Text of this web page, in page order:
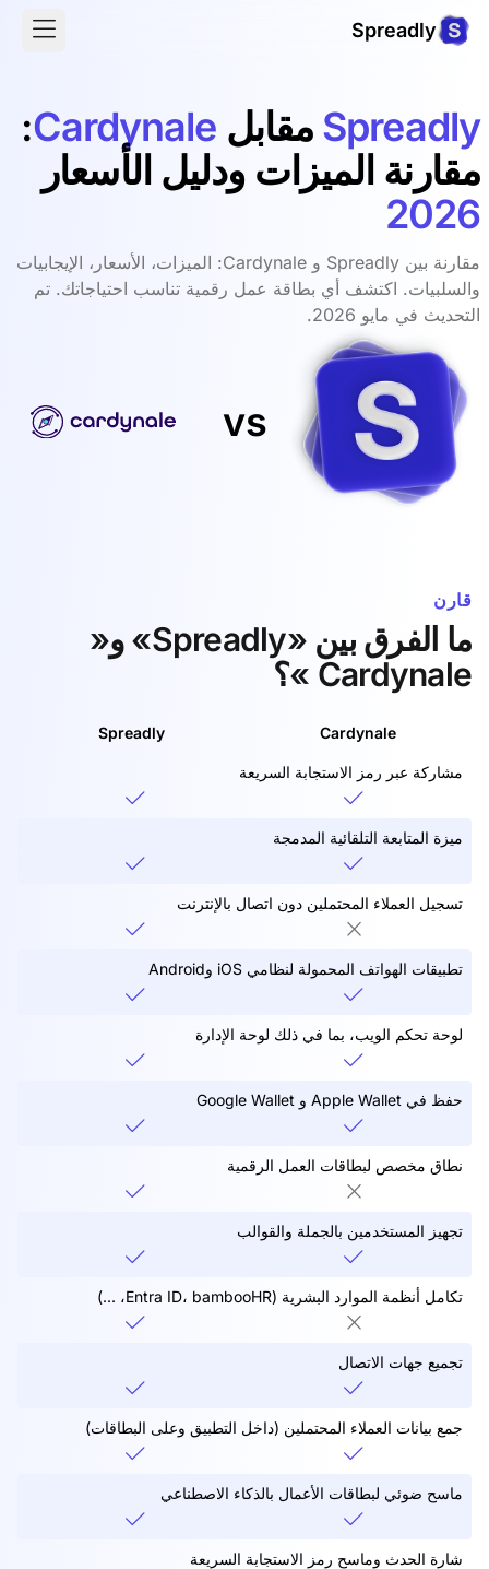
Spreadly
vs
Spreadly مقابل Cardynale
:
مقارنة الميزات ودليل الأسعار
2026
مقارنة بين Spreadly و Cardynale: الميزات، الأسعار، الإيجابيات
والسلبيات. اكتشف أي بطاقة عمل رقمية تناسب احتياجاتك. تم
التحديث في مايو 2026.
قارن
ما الفرق بين «Spreadly» و«
Cardynale »؟
Cardynale
Spreadly
مشاركة عبر رمز الاستجابة السريعة
ميزة المتابعة التلقائية المدمجة
تسجيل العملاء المحتملين دون اتصال بالإنترنت
تطبيقات الهواتف المحمولة لنظامي iOS وAndroid
لوحة تحكم الويب، بما في ذلك لوحة الإدارة
حفظ في Apple Wallet و Google Wallet
نطاق مخصص لبطاقات العمل الرقمية
تجهيز المستخدمين بالجملة والقوالب
تكامل أنظمة الموارد البشرية (Entra ID، bambooHR، ...)
تجميع جهات الاتصال
جمع بيانات العملاء المحتملين (داخل التطبيق وعلى البطاقات)
ماسح ضوئي لبطاقات الأعمال بالذكاء الاصطناعي
شارة الحدث وماسح رمز الاستجابة السريعة